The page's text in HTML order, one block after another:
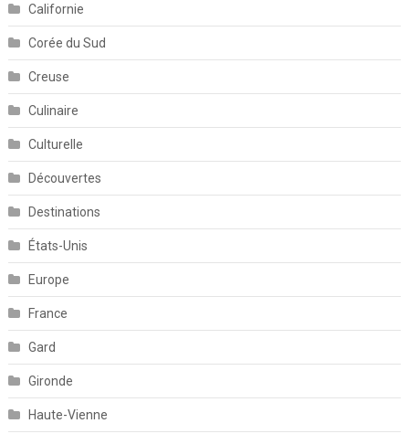
Californie
Corée du Sud
Creuse
Culinaire
Culturelle
Découvertes
Destinations
États-Unis
Europe
France
Gard
Gironde
Haute-Vienne